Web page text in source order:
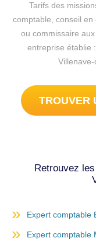
Tarifs des
comptable, conseil
ou commissaire
entreprise établie
Villenave-
TROUVER
Retrouvez
Expert comptable
Expert comptable